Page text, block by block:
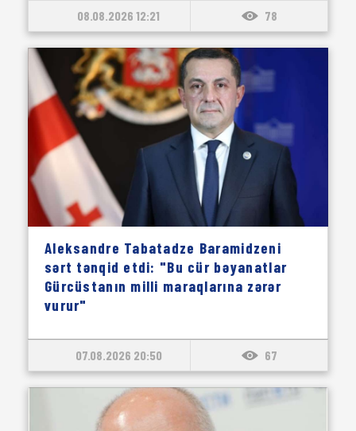
08.08.2026 12:21 78
Aleksandre Tabatadze Baramidzeni
sərt tənqid etdi: "Bu cür bəyanatlar
Gürcüstanın milli maraqlarına zərər
vurur"
07.08.2026 20:50 67